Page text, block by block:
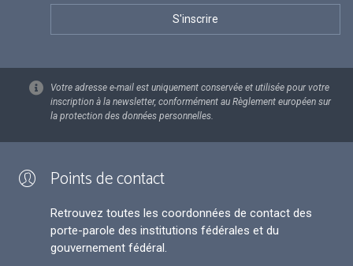
Votre adresse e-mail est uniquement conservée et utilisée pour votre
inscription à la newsletter, conformément au Règlement européen sur
la protection des données personnelles.
Points de contact
Retrouvez toutes les coordonnées de contact des
porte-parole des institutions fédérales et du
gouvernement fédéral.